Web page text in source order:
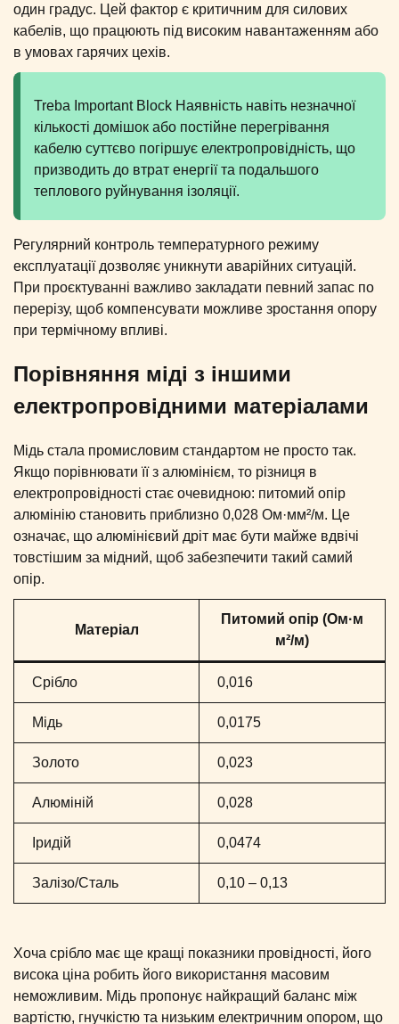
один градус. Цей фактор є критичним для силових
кабелів, що працюють під високим навантаженням або
в умовах гарячих цехів.
Treba Important Block Наявність навіть незначної
кількості домішок або постійне перегрівання
кабелю суттєво погіршує електропровідність, що
призводить до втрат енергії та подальшого
теплового руйнування ізоляції.
Регулярний контроль температурного режиму
експлуатації дозволяє уникнути аварійних ситуацій.
При проєктуванні важливо закладати певний запас по
перерізу, щоб компенсувати можливе зростання опору
при термічному впливі.
Порівняння міді з іншими
електропровідними матеріалами
Мідь стала промисловим стандартом не просто так.
Якщо порівнювати її з алюмінієм, то різниця в
електропровідності стає очевидною: питомий опір
алюмінію становить приблизно 0,028 Ом·мм²/м. Це
означає, що алюмінієвий дріт має бути майже вдвічі
товстішим за мідний, щоб забезпечити такий самий
опір.
Матеріал
Питомий опір (Ом·м
м²/м)
Срібло 0,016
Мідь 0,0175
Золото 0,023
Алюміній 0,028
Іридій 0,0474
Залізо/Сталь 0,10 – 0,13
Хоча срібло має ще кращі показники провідності, його
висока ціна робить його використання масовим
неможливим. Мідь пропонує найкращий баланс між
вартістю, гнучкістю та низьким електричним опором, що